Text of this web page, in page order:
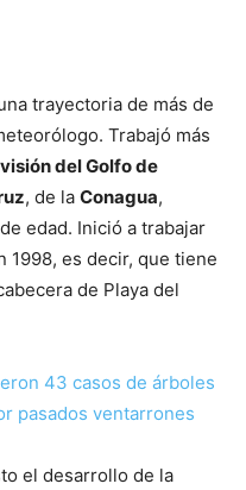
trayectoria de más de
Trabajó más
del Golfo de
, de la Conagua,
edad. Inició a trabajar
1998, es decir, que tiene
de Playa del
43 casos de árboles
pasados ventarrones
el desarrollo de la